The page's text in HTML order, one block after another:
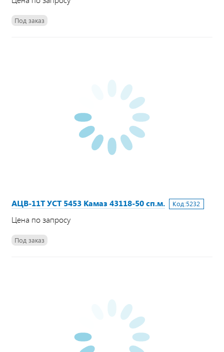
Под заказ
АЦВ-11Т УСТ 5453 Камаз 43118-50 сп.м. Код:5232
Цена по запросу
Под заказ